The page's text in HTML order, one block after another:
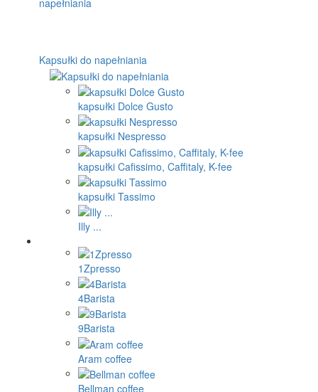
Kapsułki do napełniania
kapsułki Dolce Gusto
kapsułki Nespresso
kapsułki Cafissimo, Caffitaly, K-fee
kapsułki Tassimo
Illy ...
1Zpresso
4Barista
9Barista
Aram coffee
Bellman coffee